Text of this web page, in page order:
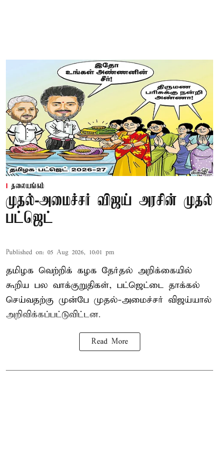
தலையங்கம்
முதல்-அமைச்சர் விஜய் அரசின் முதல்
பட்ஜெட்
Published on: 05 Aug 2026, 10:01 pm
தமிழக வெற்றிக் கழக தேர்தல் அறிக்கையில்
கூறிய பல வாக்குறுதிகள், பட்ஜெட்டை தாக்கல்
செய்வதற்கு முன்பே முதல்-அமைச்சர் விஜய்யால்
அறிவிக்கப்பட்டுவிட்டன.
Read More